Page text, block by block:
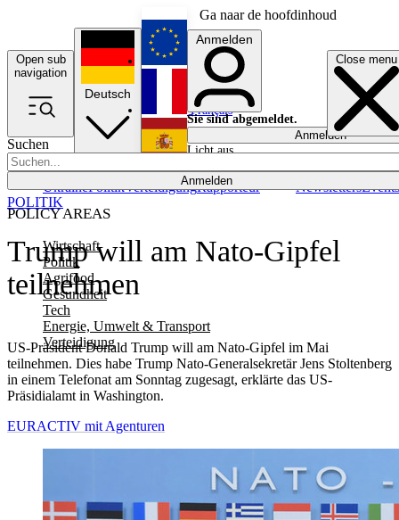
Ga naar de hoofdinhoud
Open sub
navigation
Close menu
Suchen
Anmelden
POLICY AREAS
Wirtschaft
Politik
Agrifood
Gesundheit
Tech
Energie, Umwelt & Transport
Verteidigung
UkrainePolitikVerteidigungRapporteur NewslettersEvents
Deutsch
English
Français
Anmelden
Sie sind abgemeldet.
Anmelden
Licht aus
Trump will am Nato-Gipfel
teilnehmen
US-Präsident Donald Trump will am Nato-Gipfel im Mai
teilnehmen. Dies habe Trump Nato-Generalsekretär Jens Stoltenberg
in einem Telefonat am Sonntag zugesagt, erklärte das US-
Präsidialamt in Washington.
POLITIK
EURACTIV mit Agenturen